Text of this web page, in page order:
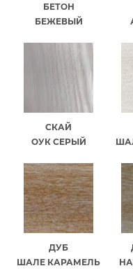
БЕТОН
БЕЖЕВЫЙ
СКАЙ
ОУК СЕРЫЙ
ДУБ
ШАЛЕ КАРАМЕЛЬ